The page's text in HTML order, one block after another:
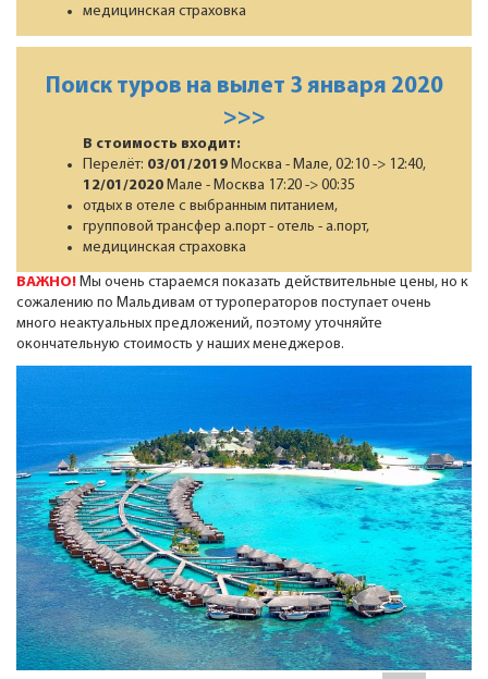
медицинская страховка
Поиск туров на вылет 3 января 2020
>>>
В стоимость входит:
Перелёт: 03/01/2019 Москва - Мале, 02:10 -> 12:40,
12/01/2020 Мале - Москва 17:20 -> 00:35
отдых в отеле с выбранным питанием,
групповой трансфер а.порт - отель - а.порт,
медицинская страховка
ВАЖНО! Мы очень стараемся показать действительные цены, но к
сожалению по Мальдивам от туроператоров поступает очень
много неактуальных предложений, поэтому уточняйте
окончательную стоимость у наших менеджеров.